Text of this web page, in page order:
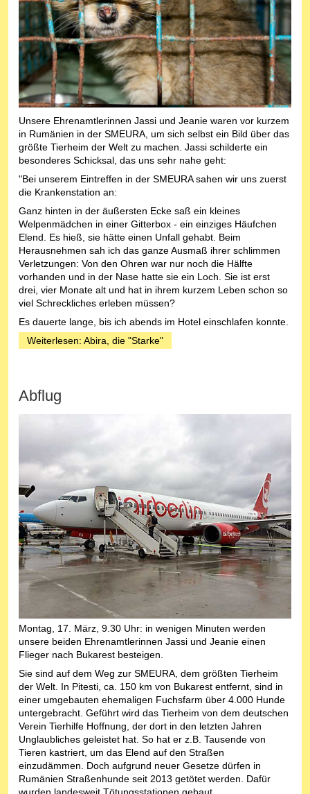
Unsere Ehrenamtlerinnen Jassi und Jeanie waren vor kurzem
in Rumänien in der SMEURA, um sich selbst ein Bild über das
größte Tierheim der Welt zu machen. Jassi schilderte ein
besonderes Schicksal, das uns sehr nahe geht:
"Bei unserem Eintreffen in der SMEURA sahen wir uns zuerst
die Krankenstation an:
Ganz hinten in der äußersten Ecke saß ein kleines
Welpenmädchen in einer Gitterbox - ein einziges Häufchen
Elend. Es hieß, sie hätte einen Unfall gehabt. Beim
Herausnehmen sah ich das ganze Ausmaß ihrer schlimmen
Verletzungen: Von den Ohren war nur noch die Hälfte
vorhanden und in der Nase hatte sie ein Loch. Sie ist erst
drei, vier Monate alt und hat in ihrem kurzem Leben schon so
viel Schreckliches erleben müssen?
Es dauerte lange, bis ich abends im Hotel einschlafen konnte.
Weiterlesen: Abira, die "Starke"
Abflug
Montag, 17. März, 9.30 Uhr: in wenigen Minuten werden
unsere beiden Ehrenamtlerinnen Jassi und Jeanie einen
Flieger nach Bukarest besteigen.
Sie sind auf dem Weg zur SMEURA, dem größten Tierheim
der Welt. In Pitesti, ca. 150 km von Bukarest entfernt, sind in
einer umgebauten ehemaligen Fuchsfarm über 4.000 Hunde
untergebracht. Geführt wird das Tierheim von dem deutschen
Verein Tierhilfe Hoffnung, der dort in den letzten Jahren
Unglaubliches geleistet hat. So hat er z.B. Tausende von
Tieren kastriert, um das Elend auf den Straßen
einzudämmen. Doch aufgrund neuer Gesetze dürfen in
Rumänien Straßenhunde seit 2013 getötet werden. Dafür